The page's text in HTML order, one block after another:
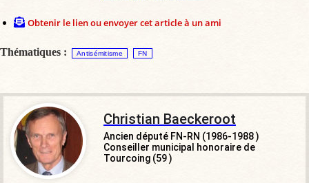
Obtenir le lien ou envoyer cet article à un ami
Thématiques : Antisémitisme FN
Christian Baeckeroot
Ancien député FN-RN (1986-1988 )
Conseiller municipal honoraire de
Tourcoing (59 )